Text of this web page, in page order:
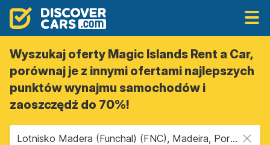
Wyszukaj oferty Magic Islands Rent a Car,
porównaj je z innymi ofertami najlepszych
punktów wynajmu samochodów i
zaoszczędź do 70%!
Lotnisko Madera (Funchal) (FNC), Madeira, Portugalia